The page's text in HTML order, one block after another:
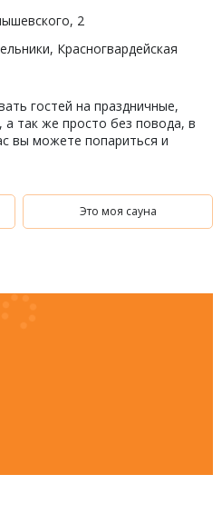
2
Красногвардейская
гостей на праздничные,
так же просто без повода, в
вы можете попариться и
обслуживания и сервис.
наших гостей!
Это моя сауна